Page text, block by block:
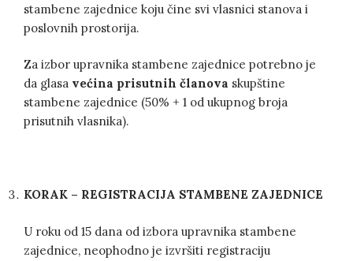
stambene zajednice koju čine svi vlasnici stanova i
poslovnih prostorija.
Za izbor upravnika stambene zajednice potrebno je
da glasa većina prisutnih članova skupštine
stambene zajednice (50% + 1 od ukupnog broja
prisutnih vlasnika).
KORAK – REGISTRACIJA STAMBENE ZAJEDNICE
U roku od 15 dana od izbora upravnika stambene
zajednice, neophodno je izvršiti registraciju